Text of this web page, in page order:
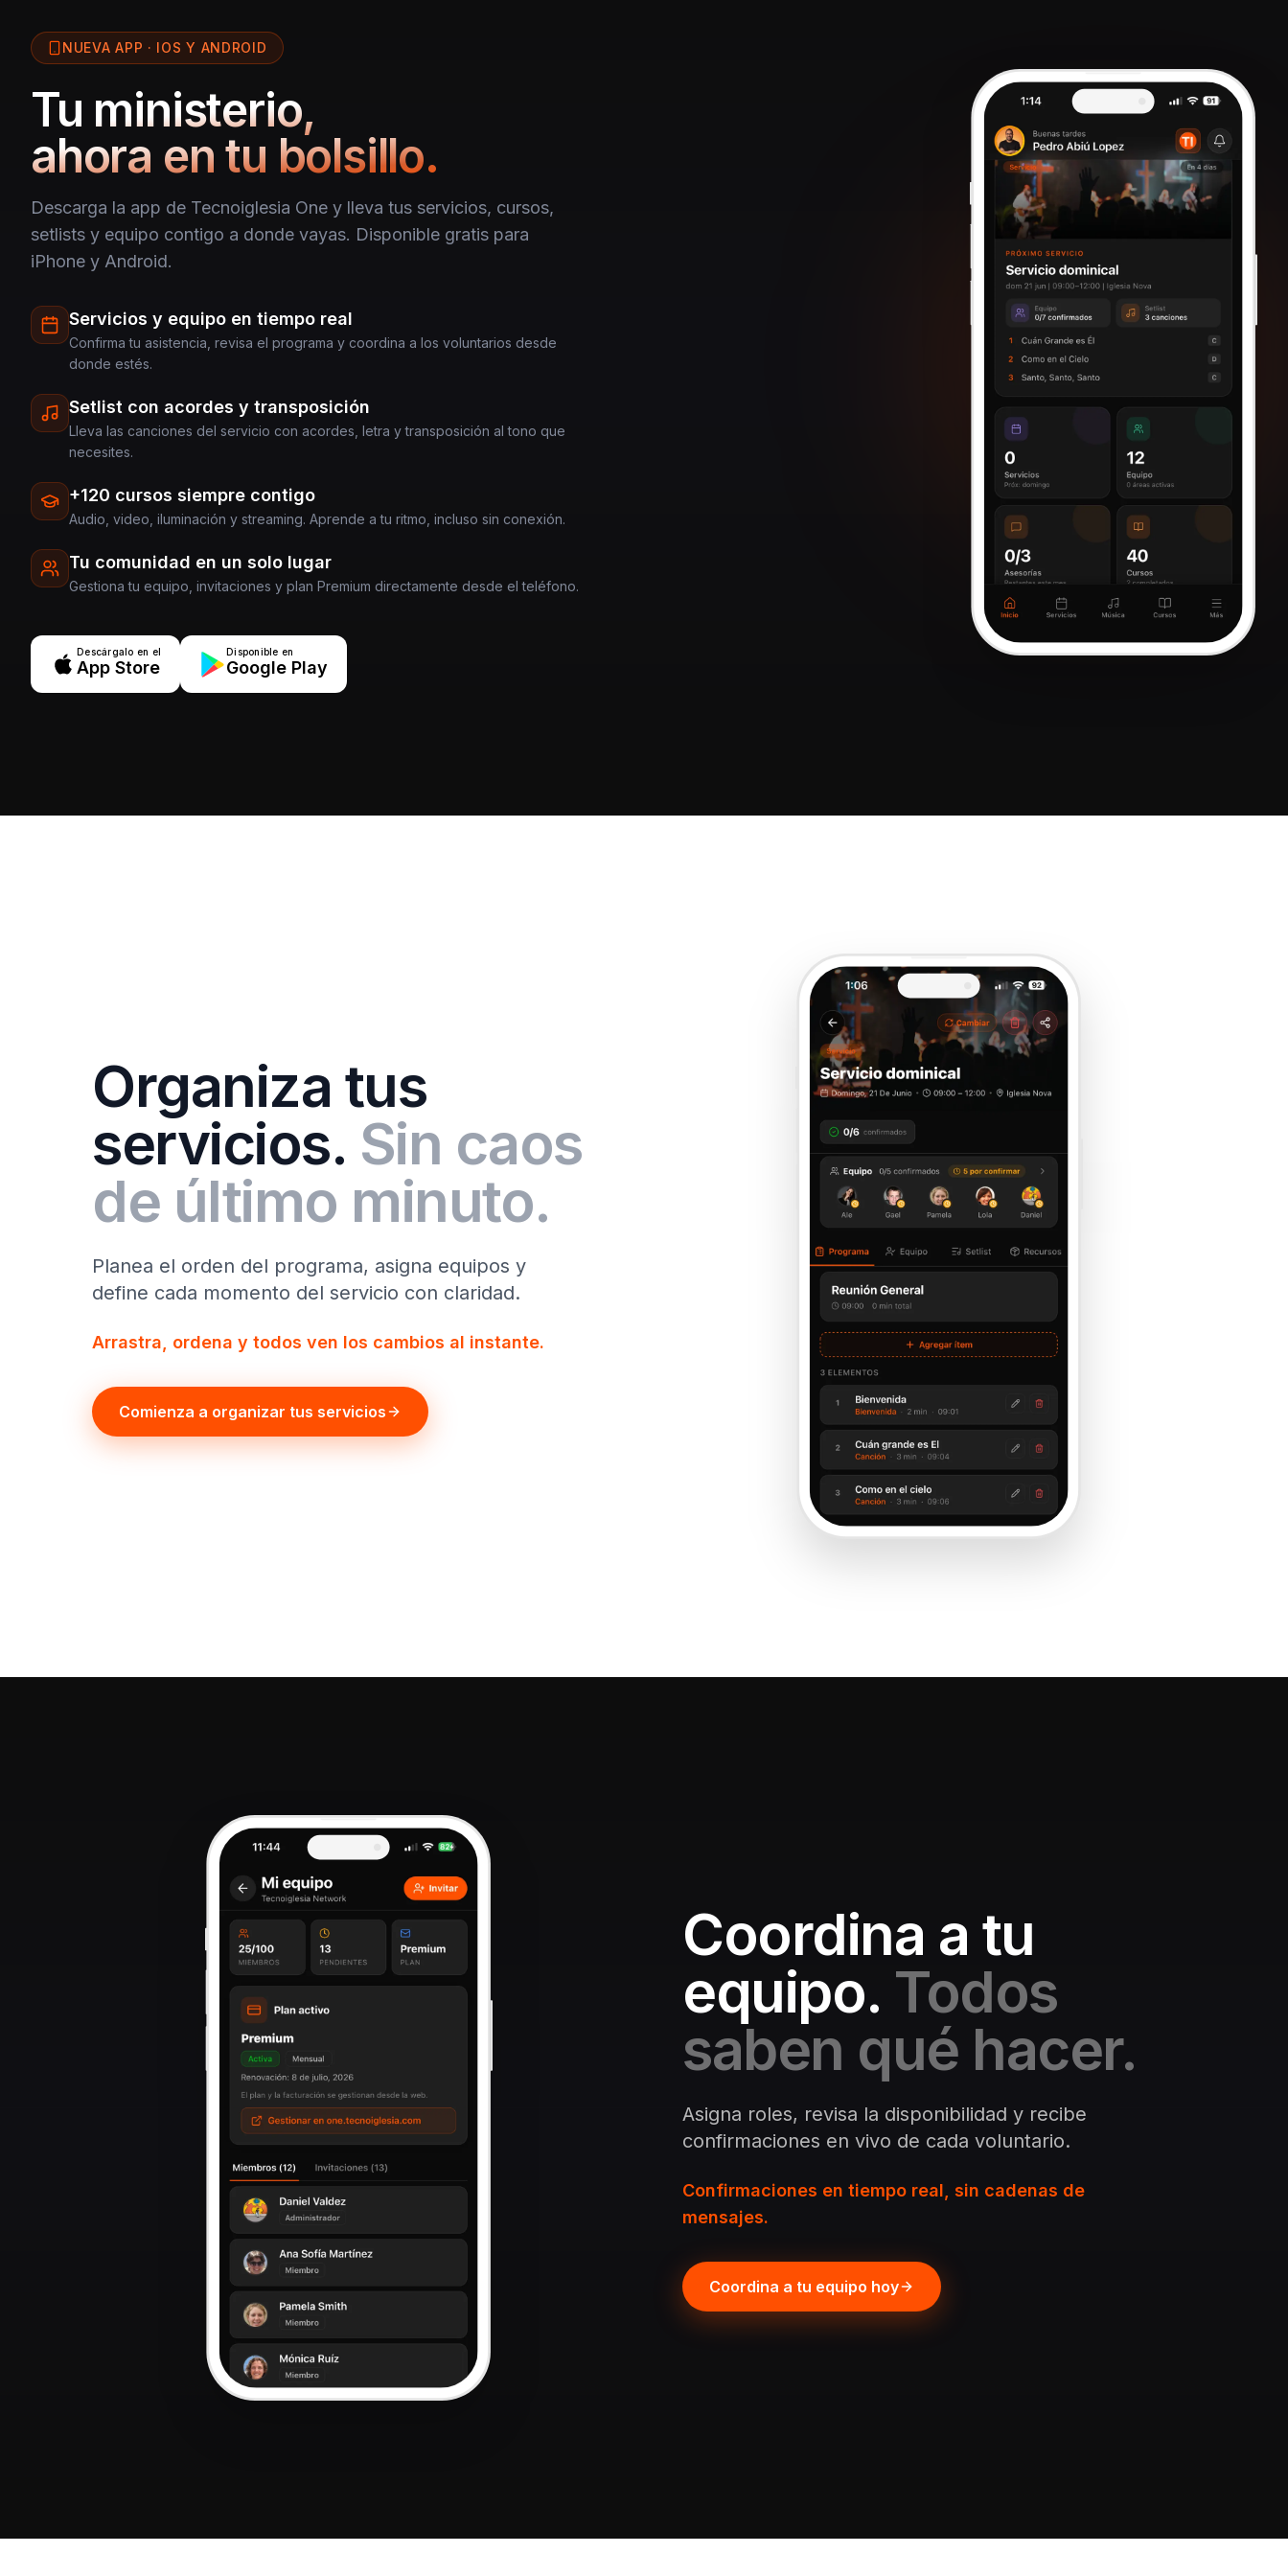
NUEVA APP · IOS Y ANDROID
Tu ministerio,
ahora en tu bolsillo.
Descarga la app de Tecnoiglesia One y lleva tus servicios, cursos,
setlists y equipo contigo a donde vayas. Disponible gratis para
iPhone y Android.
Servicios y equipo en tiempo real
Confirma tu asistencia, revisa el programa y coordina a los voluntarios desde
donde estés.
Setlist con acordes y transposición
Lleva las canciones del servicio con acordes, letra y transposición al tono que
necesites.
+120 cursos siempre contigo
Audio, video, iluminación y streaming. Aprende a tu ritmo, incluso sin conexión.
Tu comunidad en un solo lugar
Gestiona tu equipo, invitaciones y plan Premium directamente desde el teléfono.
Descárgalo en el
App Store
Disponible en
Google Play
Organiza tus
servicios. Sin caos
de último minuto.
Planea el orden del programa, asigna equipos y
define cada momento del servicio con claridad.
Arrastra, ordena y todos ven los cambios al instante.
Comienza a organizar tus servicios
Coordina a tu
equipo. Todos
saben qué hacer.
Asigna roles, revisa la disponibilidad y recibe
confirmaciones en vivo de cada voluntario.
Confirmaciones en tiempo real, sin cadenas de
mensajes.
Coordina a tu equipo hoy